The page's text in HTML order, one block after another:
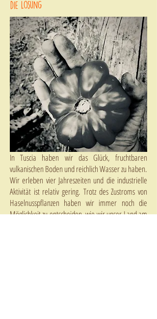
die Lösung
In Tuscia haben wir das Glück, fruchtbaren
vulkanischen Boden und reichlich Wasser zu haben.
Wir erleben vier Jahreszeiten und die industrielle
Aktivität ist relativ gering. Trotz des Zustroms von
Haselnusspflanzen haben wir immer noch die
Möglichkeit zu entscheiden, wie wir unser Land am